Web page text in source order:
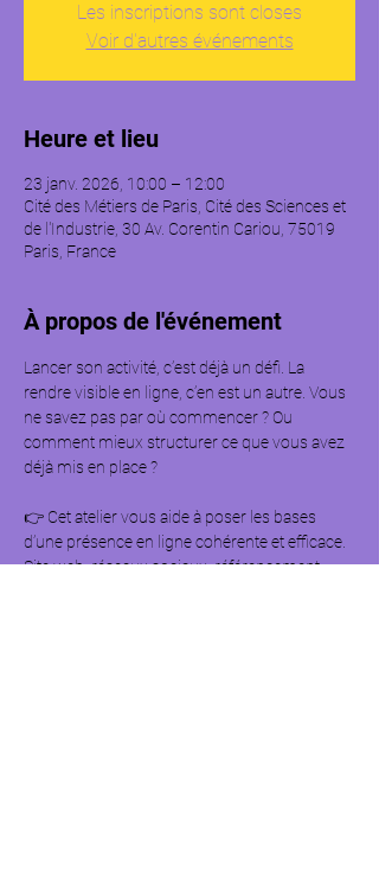
Les inscriptions sont closes
Voir d'autres événements
Heure et lieu
23 janv. 2026, 10:00 – 12:00
Cité des Métiers de Paris, Cité des Sciences et
de l'Industrie, 30 Av. Corentin Cariou, 75019
Paris, France
À propos de l'événement
Lancer son activité, c’est déjà un défi. La
rendre visible en ligne, c’en est un autre. Vous
ne savez pas par où commencer ? Ou
comment mieux structurer ce que vous avez
déjà mis en place ?
👉 Cet atelier vous aide à poser les bases
d’une présence en ligne cohérente et efficace.
Site web, réseaux sociaux, référencement,